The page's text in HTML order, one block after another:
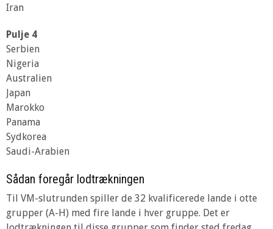
Iran
Pulje 4
Serbien
Nigeria
Australien
Japan
Marokko
Panama
Sydkorea
Saudi-Arabien
Sådan foregår lodtrækningen
Til VM-slutrunden spiller de 32 kvalificerede lande i otte
grupper (A-H) med fire lande i hver gruppe. Det er